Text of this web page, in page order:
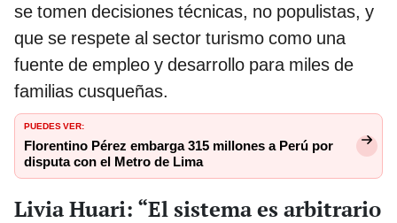
se tomen decisiones técnicas, no populistas, y
que se respete al sector turismo como una
fuente de empleo y desarrollo para miles de
familias cusqueñas.
PUEDES VER:
Florentino Pérez embarga 315 millones a Perú por
disputa con el Metro de Lima
Livia Huari: “El sistema es arbitrario